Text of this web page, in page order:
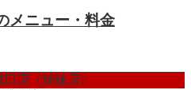
メニュー・料金
田店（姉妹店)